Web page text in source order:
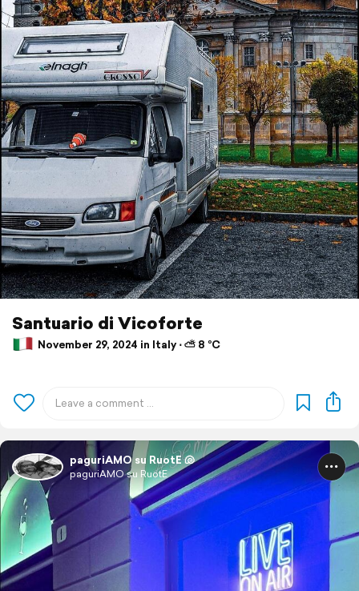
Santuario di Vicoforte
November 29, 2024 in Italy ⋅ ⛅ 8 °C
paguriAMO su RuotE 🐚
paguriAMO su RuotE